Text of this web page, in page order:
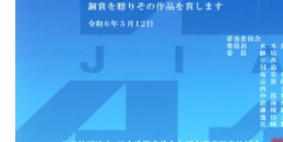
IT活用人材育成プログ
お問い合わせ